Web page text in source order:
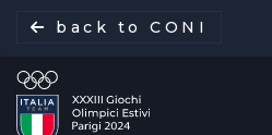
back to CONI